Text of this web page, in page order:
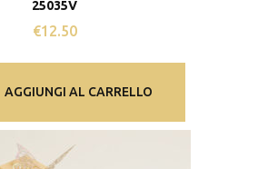
25035V
€12.50
AGGIUNGI AL CARRELLO